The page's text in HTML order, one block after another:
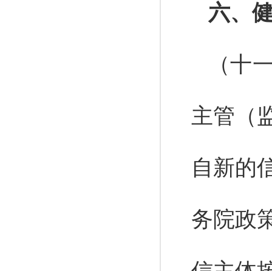
六、
（十
主管（
自新的
务院政